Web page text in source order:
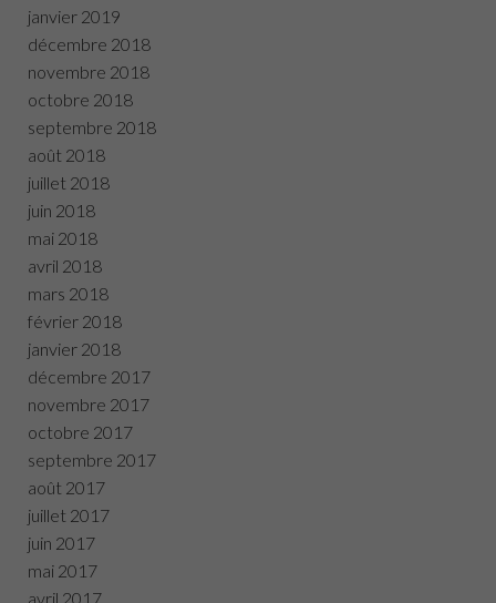
janvier 2019
décembre 2018
novembre 2018
octobre 2018
septembre 2018
août 2018
juillet 2018
juin 2018
mai 2018
avril 2018
mars 2018
février 2018
janvier 2018
décembre 2017
novembre 2017
octobre 2017
septembre 2017
août 2017
juillet 2017
juin 2017
mai 2017
avril 2017